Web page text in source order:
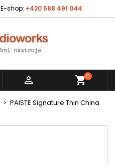
E-shop: +420 588 491 044
 shopping_cart0
PAISTE Signature Thin China